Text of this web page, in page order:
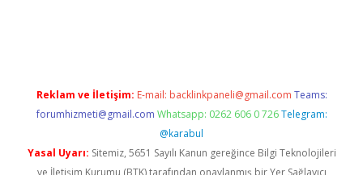
Reklam ve İletişim: E-mail: backlinkpaneli@gmail.com Teams:
forumhizmeti@gmail.com Whatsapp: 0262 606 0 726 Telegram:
@karabul
Yasal Uyarı: Sitemiz, 5651 Sayılı Kanun gereğince Bilgi Teknolojileri
ve İletişim Kurumu (BTK) tarafından onaylanmış bir Yer Sağlayıcı